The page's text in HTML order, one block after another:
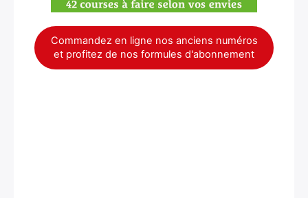
Commandez en ligne nos anciens numéros
et profitez de nos formules d'abonnement